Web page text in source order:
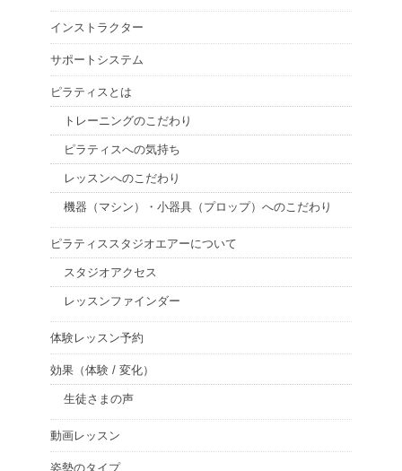
インストラクター
サポートシステム
ピラティスとは
トレーニングのこだわり
ピラティスへの気持ち
レッスンへのこだわり
機器（マシン）・小器具（プロップ）へのこだわり
ピラティススタジオエアーについて
スタジオアクセス
レッスンファインダー
体験レッスン予約
効果（体験 / 変化）
生徒さまの声
動画レッスン
姿勢のタイプ